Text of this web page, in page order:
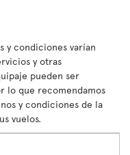
y condiciones varían
y otras
pueden ser
lo que recomendamos
y condiciones de la
vuelos.